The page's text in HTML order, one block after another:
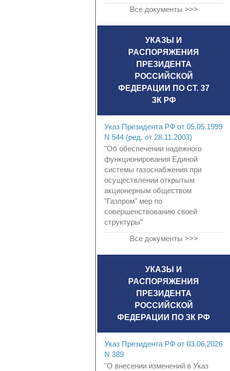
Все документы >>>
УКАЗЫ И
РАСПОРЯЖЕНИЯ
ПРЕЗИДЕНТА
РОССИЙСКОЙ
ФЕДЕРАЦИИ ПО СТ. 37
ЗК РФ
Указ Президента РФ от 05.05.1999
N 544 (ред. от 28.11.2003)
"Об обеспечении надежного
функционирования Единой
системы газоснабжения при
осуществлении открытым
акционерным обществом
"Газпром" мер по
совершенствованию своей
структуры"
Все документы >>>
УКАЗЫ И
РАСПОРЯЖЕНИЯ
ПРЕЗИДЕНТА
РОССИЙСКОЙ
ФЕДЕРАЦИИ ПО ЗК РФ
Указ Президента РФ от 03.06.2026
N 389
"О внесении изменений в Указ